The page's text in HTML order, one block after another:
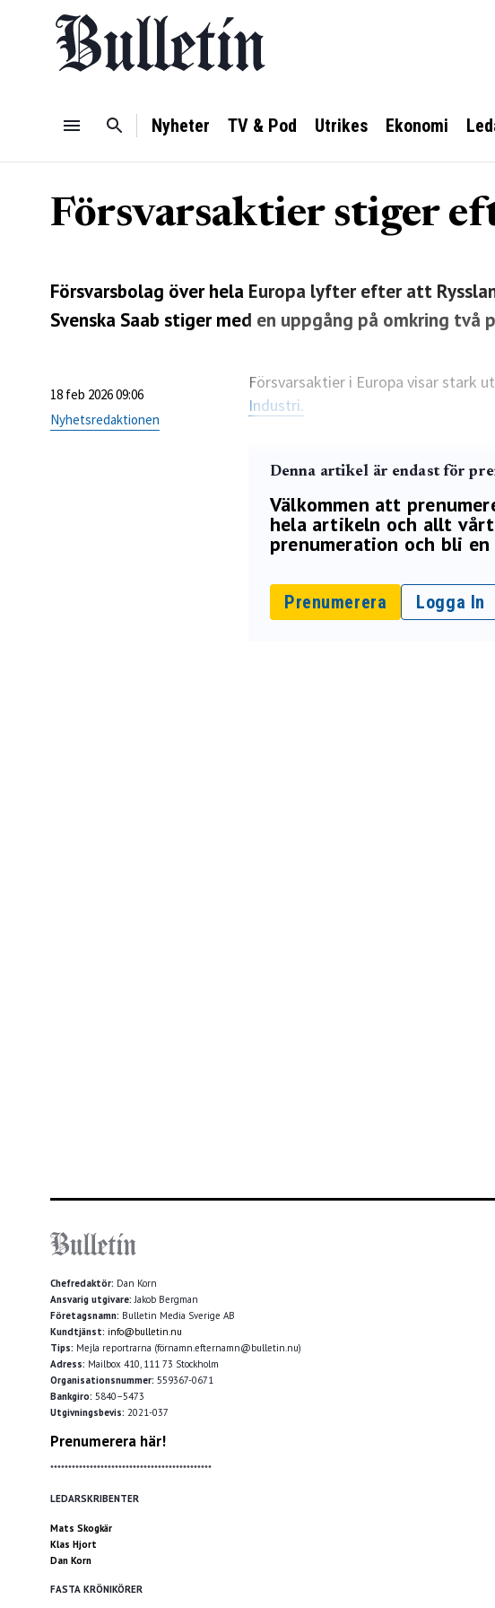
Nyheter TV & Pod Utrikes Ekonomi
Försvarsaktier stiger
Försvarsbolag över hela Europa lyfter efter att
Svenska Saab stiger med en uppgång på omkring två
18 feb 2026 09:06
Nyhetsredaktionen
Försvarsaktier i Europa visar stark
Industri.
Denna artikel är endast för
Välkommen att
hela artikeln och allt
prenumeration och bli
Prenumerera Logga In
Chefredaktör: Dan Korn
Ansvarig utgivare:Jakob Bergman
Företagsnamn: Bulletin Media Sverige AB
Kundtjänst: info@bulletin.nu
Tips: Mejla reportrarna (förnamn.efternamn@bulletin.nu)
Adress: Mailbox 410, 111 73 Stockholm
Organisationsnummer: 559367-0671
Bankgiro: 5840–5473
Utgivningsbevis: 2021-037
Prenumerera här!
*********************************************
LEDARSKRIBENTER
Mats Skogkär
Klas Hjort
Dan Korn
FASTA KRÖNIKÖRER